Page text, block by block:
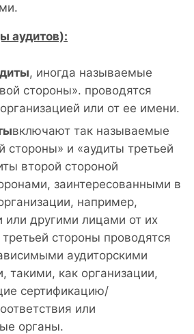
аудитов):
, иногда называемые
стороны». проводятся
или от ее имени.
включают так называемые
стороны» и «аудиты третьей
второй стороной
заинтересованными в
например,
или другими лицами от их
стороны проводятся
аудиторскими
такими, как организации,
сертификацию/
или
органы.